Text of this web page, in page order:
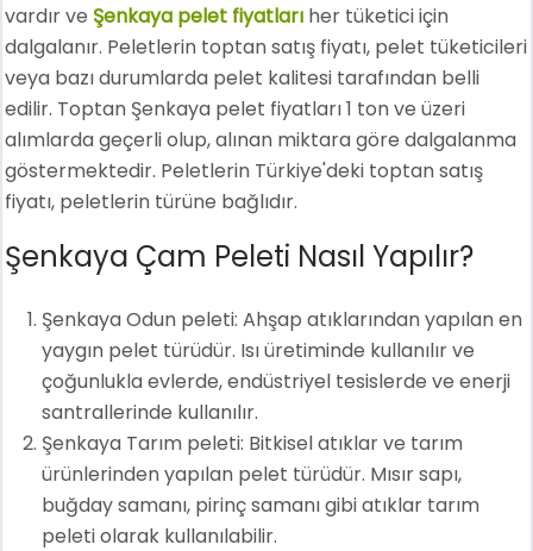
vardır ve Şenkaya pelet fiyatları her tüketici için
dalgalanır. Peletlerin toptan satış fiyatı, pelet tüketicileri
veya bazı durumlarda pelet kalitesi tarafından belli
edilir. Toptan Şenkaya pelet fiyatları 1 ton ve üzeri
alımlarda geçerli olup, alınan miktara göre dalgalanma
göstermektedir. Peletlerin Türkiye'deki toptan satış
fiyatı, peletlerin türüne bağlıdır.
Şenkaya Çam Peleti Nasıl Yapılır?
Şenkaya Odun peleti: Ahşap atıklarından yapılan en
yaygın pelet türüdür. Isı üretiminde kullanılır ve
çoğunlukla evlerde, endüstriyel tesislerde ve enerji
santrallerinde kullanılır.
Şenkaya Tarım peleti: Bitkisel atıklar ve tarım
ürünlerinden yapılan pelet türüdür. Mısır sapı,
buğday samanı, pirinç samanı gibi atıklar tarım
peleti olarak kullanılabilir.